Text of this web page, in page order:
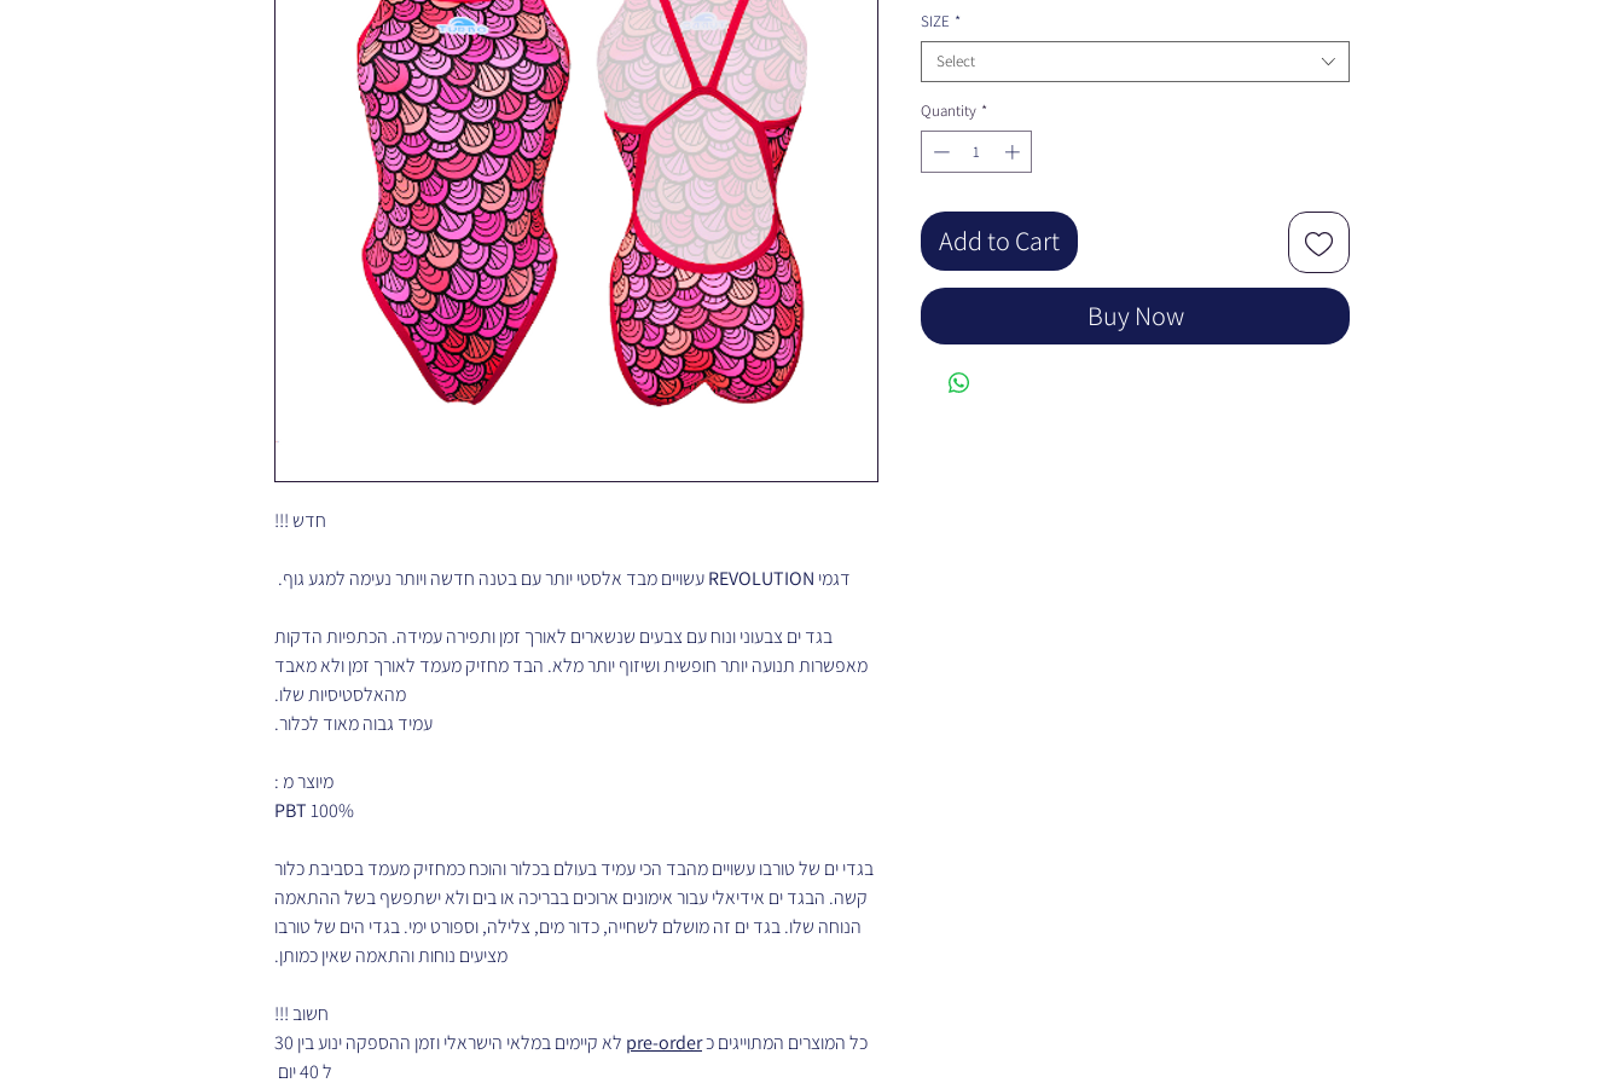
חדש !!!
דגמי REVOLUTIONעשויים מבד אלסטי יותר עם בטנה חדשה ויותר נעימה למגע גוף.
בגד ים צבעוני ונוח עם צבעים שנשארים לאורך זמן ותפירה עמידה. הכתפיות הדקות
מאפשרות תנועה יותר חופשית ושיזוף יותר מלא. הבד מחזיק מעמד לאורך זמן ולא מאבד
מהאלסטיסיות שלו.
עמיד גבוה מאוד לכלור.
מיוצר מ :
100%
PBT
בגדי ים של טורבו עשויים מהבד הכי עמיד בעולם בכלור והוכח כמחזיק מעמד בסביבת כלור
קשה. הבגד ים אידיאלי עבור אימונים ארוכים בבריכה או בים ולא ישתפשף בשל ההתאמה
הנוחה שלו. בגד ים זה מושלם לשחייה, כדור מים, צלילה, וספורט ימי. בגדי הים של טורבו
מציעים נוחות והתאמה שאין כמותן.
חשוב !!!
כל המוצרים המתוייגים כpre-order
לא קיימים במלאי הישראלי וזמן ההספקה ינוע בין 30
ל 40 יום
SIZE *
Select
Quantity *
Add to Cart
Buy Now